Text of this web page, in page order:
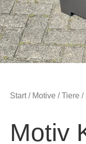
Start/ Motive /Tiere /
Motiv